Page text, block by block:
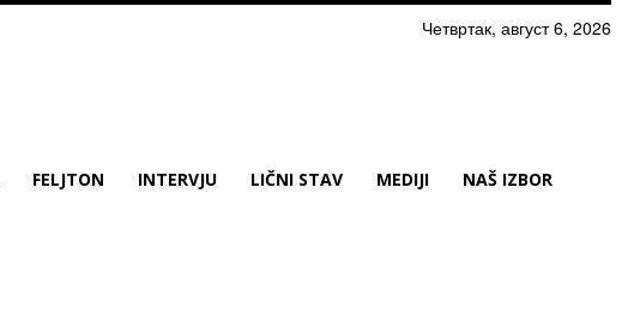
Четвртак, август 6, 2026
FELJTON INTERVJU LIČNI STAV MEDIJI NAŠ IZBOR